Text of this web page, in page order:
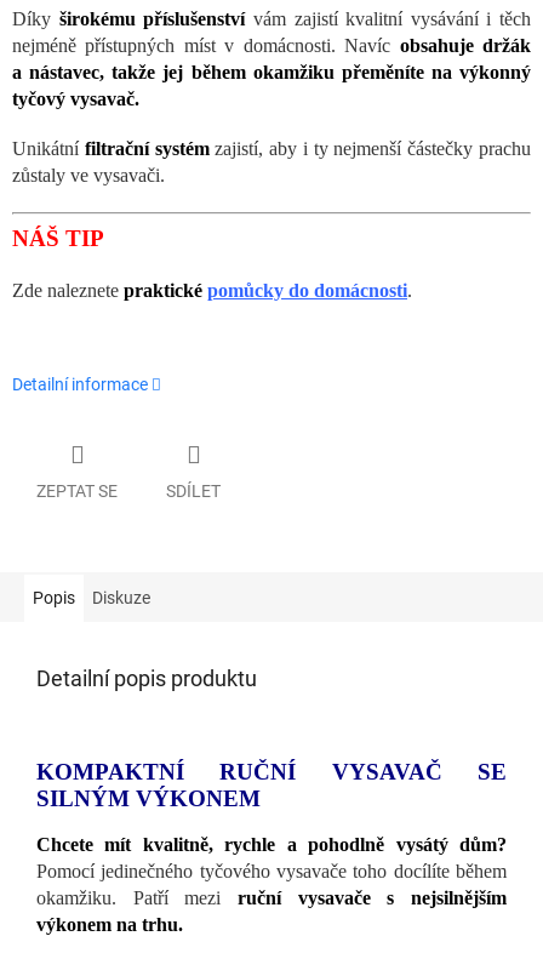
Díky širokému příslušenstvívám zajistí kvalitní vysávání i těch
nejméně přístupných míst v domácnosti. Navíc obsahuje držák
a nástavec, takže jej během okamžiku přeměníte na výkonný
tyčový vysavač.
Unikátní filtrační systémzajistí, aby i ty nejmenší částečky prachu
zůstaly ve vysavači.
NÁŠ TIP
Zde naleznete praktické pomůcky do domácnosti.
Detailní informace
ZEPTAT SE SDÍLET
Popis Diskuze
Detailní popis produktu
KOMPAKTNÍ RUČNÍ VYSAVAČ SE
SILNÝM VÝKONEM
Chcete mít kvalitně, rychle a pohodlně vysátý dům?
Pomocí jedinečného tyčového vysavače toho docílíte během
okamžiku. Patří mezi ruční vysavače s nejsilnějším
výkonem na trhu.